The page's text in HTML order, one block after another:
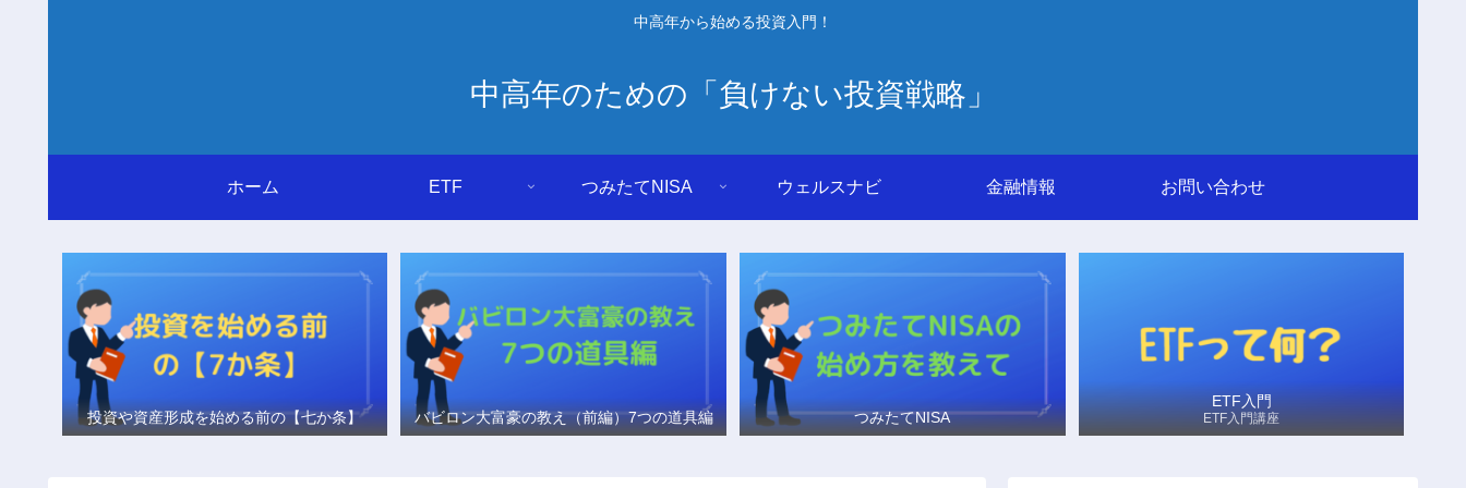
中高年から始める投資入門！
中高年のための「負けない投資戦略」
ホーム ETF つみたてNISA ウェルスナビ 金融情報 お問い合わせ
投資や資産形成を始める前の【七か条】 バビロン大富豪の教え（前編）7つの道具編 つみたてNISA
ETF入門
ETF入門講座